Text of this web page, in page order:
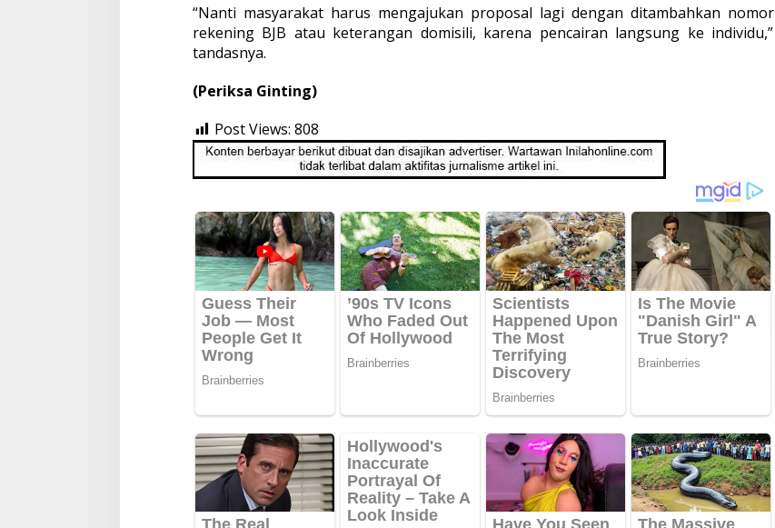
“Nanti masyarakat harus mengajukan proposal lagi dengan ditambahkan nomor
rekening BJB atau keterangan domisili, karena pencairan langsung ke individu,”
tandasnya.
(Periksa Ginting)
Post Views: 808